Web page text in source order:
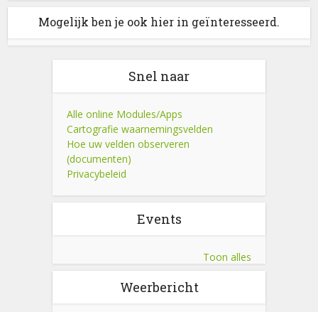
Mogelijk ben je ook hier in geïnteresseerd.
Snel naar
Alle online Modules/Apps
Cartografie waarnemingsvelden
Hoe uw velden observeren
(documenten)
Privacybeleid
Events
Toon alles
Weerbericht